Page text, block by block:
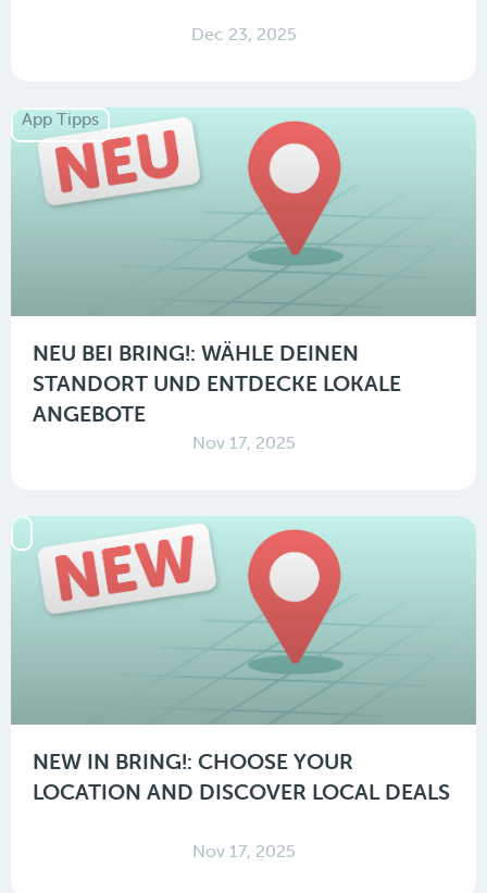
Dec 23, 2025
App Tipps
NEU BEI BRING!: WÄHLE DEINEN
STANDORT UND ENTDECKE LOKALE
ANGEBOTE
Nov 17, 2025
NEW IN BRING!: CHOOSE YOUR
LOCATION AND DISCOVER LOCAL DEALS
Nov 17, 2025